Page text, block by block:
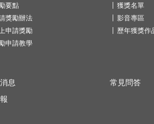
要點
獎勵辦法
申請獎勵
申請教學
獲獎名單
影音專區
歷年獲獎作
息
常見問答